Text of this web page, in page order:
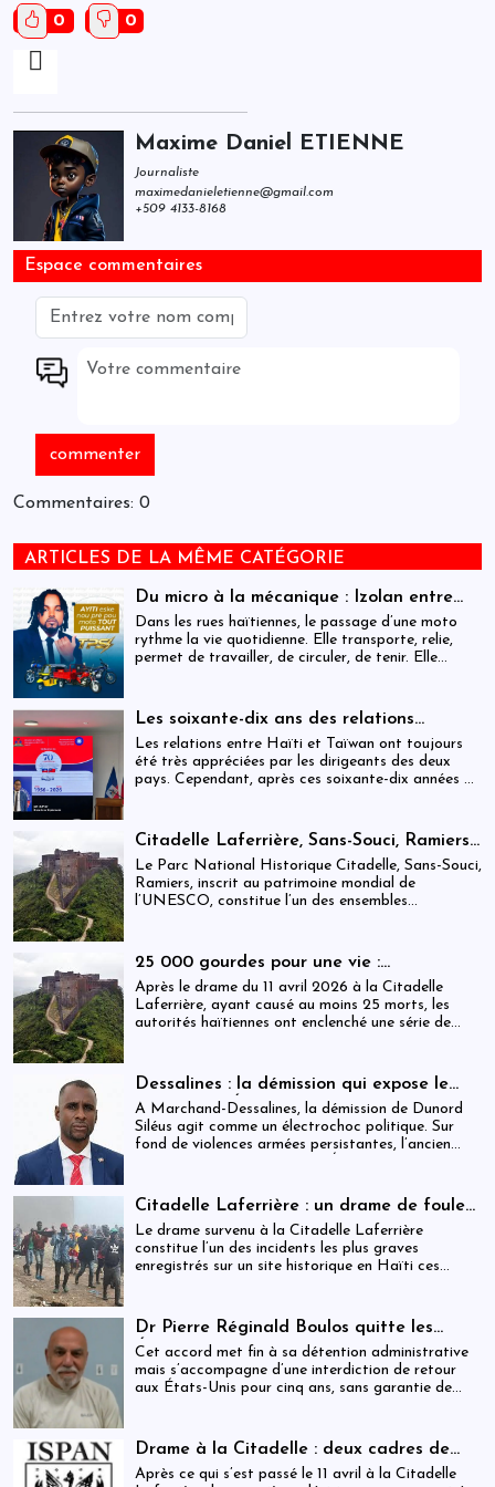
0 0
Maxime Daniel ETIENNE
Journaliste
maximedanieletienne@gmail.com
+509 4133-8168
Espace commentaires
Commentaires: 0
ARTICLES DE LA MÊME CATÉGORIE
Du micro à la mécanique : Izolan entre
dans l’univers des motocyclettes en Haïti
Dans les rues haïtiennes, le passage d’une moto
rythme la vie quotidienne. Elle transporte, relie,
permet de travailler, de circuler, de tenir. Elle
personnes.
Les soixante-dix ans des relations
haïtiano-taïwanaises : entre dépendance
et ambiguïtés stratégiques
Les relations entre Haïti et Taïwan ont toujours
été très appréciées par les dirigeants des deux
pays. Cependant, après ces soixante-dix années de
objectifs de développement durable sur lesquels
Haïti devrait se fixer.
Citadelle Laferrière, Sans-Souci, Ramiers :
gouvernance absente d’un patrimoine
mondial sous pression structurelle
Le Parc National Historique Citadelle, Sans-Souci,
Ramiers, inscrit au patrimoine mondial de
l’UNESCO, constitue l’un des ensembles
déploie une réalité institutionnelle fragilisée par
l’absence prolongée de gouvernance effective.
25 000 gourdes pour une vie :
arrestations, révocations et démission
après le drame de la Citadelle
Après le drame du 11 avril 2026 à la Citadelle
Laferrière, ayant causé au moins 25 morts, les
autorités haïtiennes ont enclenché une série de
USD) par victime est maintenue, ravivant les
critiques sur la gestion des catastrophes publiques.
Dessalines : la démission qui expose le
silence de l’État
À Marchand-Dessalines, la démission de Dunord
Siléus agit comme un électrochoc politique. Sur
fond de violences armées persistantes, l’ancien
désormais les capacités locales.
Citadelle Laferrière : un drame de foule
ayant fait plus de 25 morts, enquête en
cours et zones d’ombre persistantes
Le drame survenu à la Citadelle Laferrière
constitue l’un des incidents les plus graves
enregistrés sur un site historique en Haïti ces
Dr Pierre Réginald Boulos quitte les
États-Unis pour la Colombie après un
accord migratoire
Cet accord met fin à sa détention administrative
mais s’accompagne d’une interdiction de retour
aux États-Unis pour cinq ans, sans garantie de
Drame à la Citadelle : deux cadres de
l’ISPAN et du MCC remerciés
Après ce qui s’est passé le 11 avril à la Citadelle